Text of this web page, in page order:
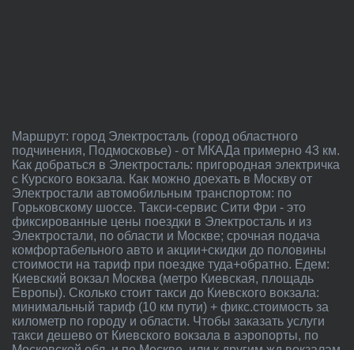
Маршрут: город Электросталь (город областного
подчинения, Подмосковье) - от МКАДа примерно 43 км.
Как добраться в Электросталь: пригородная электричка
с Курского вокзала. Как можно доехать в Москву от
Электростали автомобильным транспортом: по
Горьковскому шоссе. Такси-сервис Сити Фри - это
фиксированные цены поездки в Электросталь и из
Электростали, по области и Москве; срочная подача
комфортабельного авто и акции+скидки до половины
стоимости на тариф при поездке туда+обратно. Едем:
Киевский вокзал Москва (метро Киевская, площадь
Европы). Сколько стоит такси до Киевского вокзала:
минимальный тариф (10 км пути) + фикс.стоимость за
километр по городу и области. Чтобы заказать услуги
такси дешево от Киевского вокзала в аэропорты, по